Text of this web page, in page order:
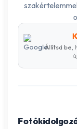
Állítsd be,